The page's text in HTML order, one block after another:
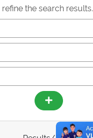
the search results.